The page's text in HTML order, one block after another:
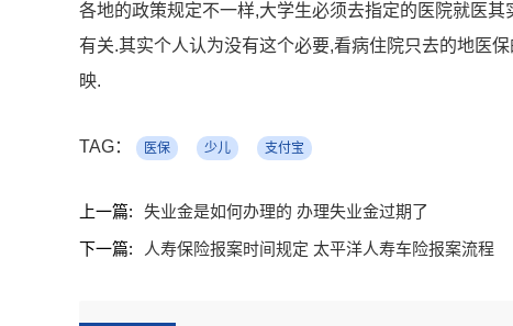
各地的政策规定不一样,大学生必须去指定的医院就医
有关.其实个人认为没有这个必要,看病住院只去的地医
映.
TAG： 医保 少儿 支付宝
上一篇:
失业金是如何办理的 办理失业金过期了
下一篇:
人寿保险报案时间规定 太平洋人寿车险报案流程